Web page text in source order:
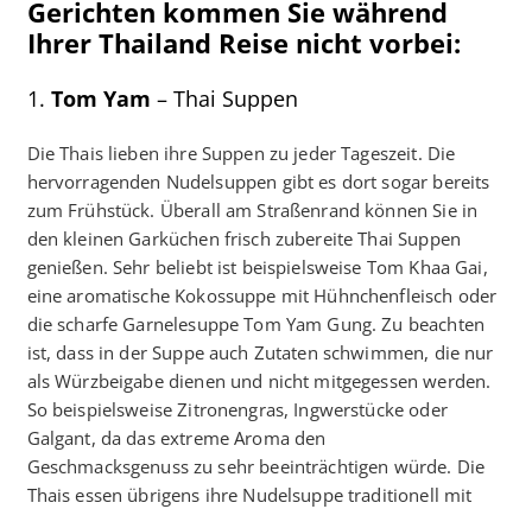
Gerichten kommen Sie während
Ihrer Thailand Reise nicht vorbei:
1. Tom Yam – Thai Suppen
Die Thais lieben ihre Suppen zu jeder Tageszeit. Die
hervorragenden Nudelsuppen gibt es dort sogar bereits
zum Frühstück. Überall am Straßenrand können Sie in
den kleinen Garküchen frisch zubereite Thai Suppen
genießen. Sehr beliebt ist beispielsweise Tom Khaa Gai,
eine aromatische Kokossuppe mit Hühnchenfleisch oder
die scharfe Garnelesuppe Tom Yam Gung. Zu beachten
ist, dass in der Suppe auch Zutaten schwimmen, die nur
als Würzbeigabe dienen und nicht mitgegessen werden.
So beispielsweise Zitronengras, Ingwerstücke oder
Galgant, da das extreme Aroma den
Geschmacksgenuss zu sehr beeinträchtigen würde. Die
Thais essen übrigens ihre Nudelsuppe traditionell mit